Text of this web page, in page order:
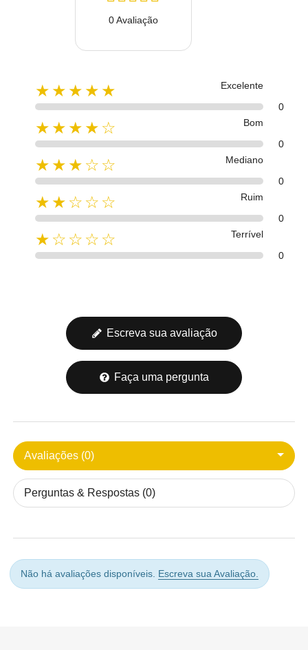
0 Avaliação
★★★★★
Excelente
0
★★★★☆
Bom
0
★★★☆☆
Mediano
0
★★☆☆☆
Ruim
0
★☆☆☆☆
Terrível
0
Escreva sua avaliação
Faça uma pergunta
Avaliações (0)
Perguntas & Respostas (0)
Não há avaliações disponíveis. Escreva sua Avaliação.